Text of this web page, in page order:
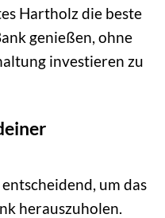
Hartholz die beste
genießen, ohne
investieren zu
um das
herauszuholen.